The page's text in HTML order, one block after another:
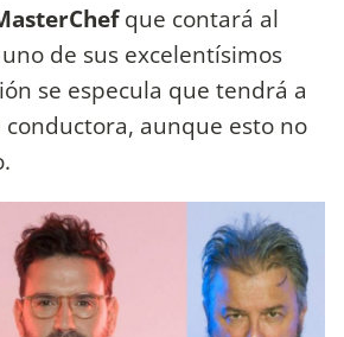
que contará al
de sus excelentísimos
se especula que tendrá a
conductora, aunque esto no